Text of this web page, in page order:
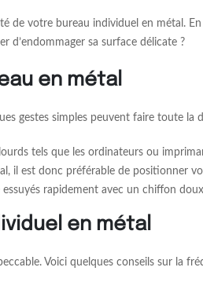
de votre bureau individuel en métal.
d’endommager sa surface délicate ?
en métal
gestes simples peuvent faire toute la
tels que les ordinateurs ou
il est donc préférable de positionner
rapidement avec un chiffon
en métal
Voici quelques conseils sur la